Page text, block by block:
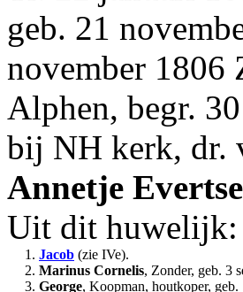
geb. 21
november 1806
Alphen, begr.
bij NH kerk, dr.
Annetje Evertse
Uit dit huwelijk:
1. Jacob (zie IVe).
2. Marinus Cornelis, Zonder, geb. 3
3. George, Koopman, houtkoper,